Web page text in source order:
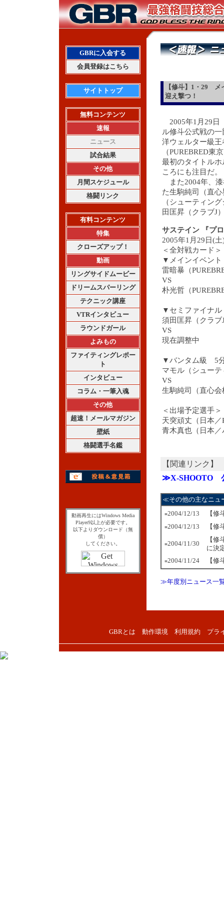
GBRに入会する
会員登録はこちら
サイトトップ
無料コンテンツ
速報
ニュース
試合結果
その他
月間スケジュール
格闘リンク
有料コンテンツ
特集
クローズアップ！
動画
リングサイドムービー
ドリームスパーリング
テクニック講座
VTRインタビュー
ラウンドガール
よみもの
ファイティングレポー
ト
インタビュー
コラム・一筆入魂
その他
超速！メールマガジン
壁紙
格闘選手名鑑
動画再生にはWindows Media
Player9以上が必要です。
以下よりダウンロード（無
償）
してください。
【修斗】1・29 メ
迎え撃つ！
2005年1月29日
ル修斗公式戦の
洋ウェルター級
（PUREBRED東
最初のタイトルホ
ころにも注目だ。
また2004年、漆
た生駒純司（直
（シューティン
田匡昇（クラブJ
サステイン 『プ
2005年1月29日(
＜全対戦カード＞
▼メインイベン
雷暗暴（
VS
朴光哲（
▼セミファイナ
須田匡昇（クラブ
VS
現在調整中
▼バンタム級 5
マモル（シュー
VS
生駒純司（直心
＜出場予定選手＞
天突頑丈（日本／
青木真也（日本
【関連リンク】
≫X-SHOOTO
≪その他の主なニュ
■2004/12/13 【
■2004/12/13 【
■2004/11/30
【
に決
■2004/11/24 【
≫年度別ニュース一
GBRとは 動作環境 利用規約 プラ